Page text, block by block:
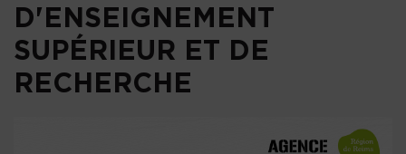
D'ENSEIGNEMENT
SUPÉRIEUR ET DE
RECHERCHE